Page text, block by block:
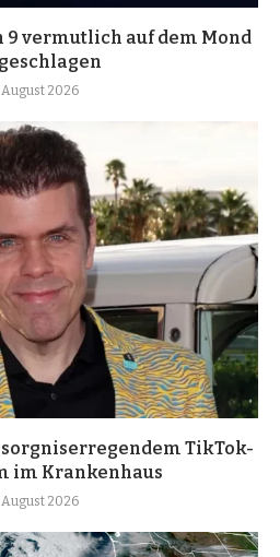
9 vermutlich auf dem Mond
August 2026
TikTok-
im Krankenhaus
August 2026